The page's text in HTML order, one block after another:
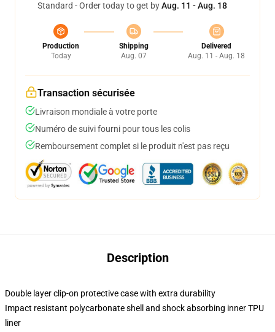
Standard - Order today to get byAug. 11 - Aug. 18
Production
Today
Shipping
Aug. 07
Delivered
Aug. 11 - Aug. 18
Transaction sécurisée
Livraison mondiale à votre porte
Numéro de suivi fourni pour tous les colis
Remboursement complet si le produit n'est pas reçu
Description
Double layer clip-on protective case with extra durability
Impact resistant polycarbonate shell and shock absorbing inner TPU
liner